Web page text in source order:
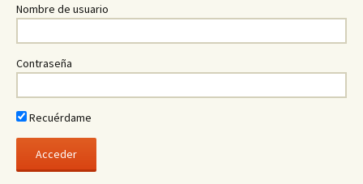
Nombre de usuario
Contraseña
Recuérdame